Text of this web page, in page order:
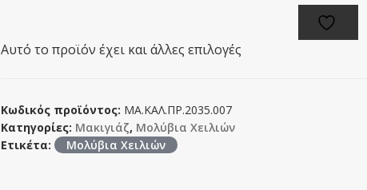
Αυτό το προϊόν έχει και άλλες επιλογές
Κωδικός προϊόντος: ΜΑ.ΚΑΛ.ΠΡ.2035.007
Κατηγορίες: Μακιγιάζ, Μολύβια Χειλιών
Ετικέτα:
Μολύβια Χειλιών